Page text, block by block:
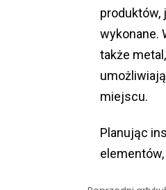
produktów,
wykonane.
także
miejscu.
Planując